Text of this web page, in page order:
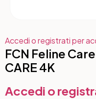
Accedi o registrati per
FCN Feline
CARE 4K
Accedi o